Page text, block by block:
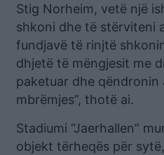
Stig Norheim, vetë një
shkoni dhe të stërviteni
fundjavë të rinjtë
dhjetë të mëngjesit me
paketuar dhe
mbrëmjes”, thotë ai.
Stadiumi “Jaerhallen”
objekt tërheqës për